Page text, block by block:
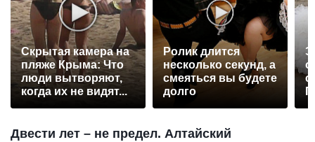
Скрытая камера на
пляже Крыма: Что
люди вытворяют,
когда их не видят...
Ролик длится
несколько секунд, а
смеяться вы будете
долго
Двести лет – не предел. Алтайский